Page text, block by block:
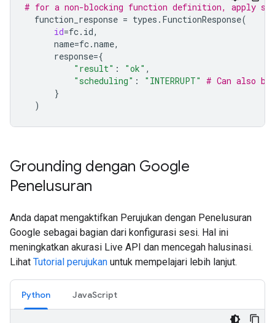
# for a non-blocking function definition, apply
function_response = types . FunctionResponse(
id=fc. id,
name=fc.name,
response={
"result" : "ok" ,
"scheduling" : "INTERRUPT" # Can also be
}
)
Grounding dengan Google
Penelusuran
Anda dapat mengaktifkan Perujukan dengan Penelusuran
Google sebagai bagian dari konfigurasi sesi. Hal ini
meningkatkan akurasi Live API dan mencegah halusinasi.
Lihat Tutorial perujukan untuk mempelajari lebih lanjut.
Python JavaScript